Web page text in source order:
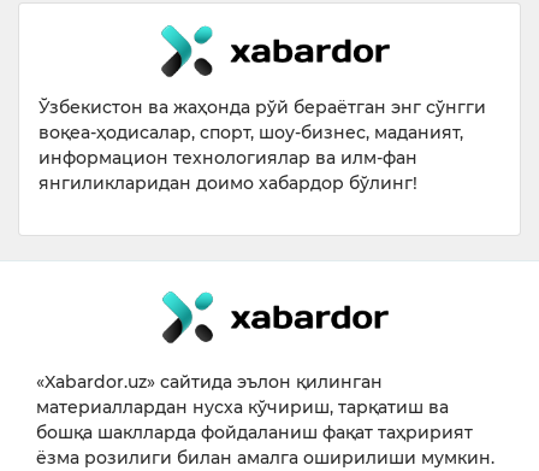
Ўзбекистон ва жаҳонда рўй бераётган энг сўнгги
воқеа-ҳодисалар, спорт, шоу-бизнес, маданият,
информацион технологиялар ва илм-фан
янгиликларидан доимо хабардор бўлинг!
«Xabardor.uz» сайтида эълон қилинган
материаллардан нусха кўчириш, тарқатиш ва
бошқа шаклларда фойдаланиш фақат таҳририят
ёзма розилиги билан амалга оширилиши мумкин.